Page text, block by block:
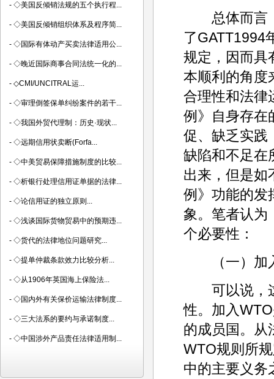
总体而言，
了GATT1994
规定，因而具
本顺利的角度
合理性和法律
例》自身存在
促、缺乏实践
缺陷和不足在
出来，但是如
例》功能的发
象。笔者认为
个必要性：
（一）加入
可以说，这
性。加入
的成员国。从
WTO规则所
中的主要义务
- ◇美国反倾销法规的五个执行程...
- ◇美国反倾销组织体系及程序简...
- ◇国际有体动产买卖法律适用公...
- ◇晚近国际商事合同法统一化的...
- ◇CMI/UNCITRAL运...
- ◇审理倒签保单纠纷案件的若干...
- ◇我国外贸代理制：历史·现状...
- ◇远期信用状卖断(Forfa...
- ◇中美贸易保障措施制度的比较...
- ◇析银行处理信用证单据的法律...
- ◇论信用证的独立原则...
- ◇浅谈国际货物贸易中的预期违...
- ◇货代的法律地位问题研究...
- ◇提单仲裁条款效力比较分析...
- ◇从1906年英国海上保险法...
- ◇国内外有关保价运输法律制度...
- ◇三大法系的要约与承诺制度...
- ◇中国涉外产品责任法律适用制...